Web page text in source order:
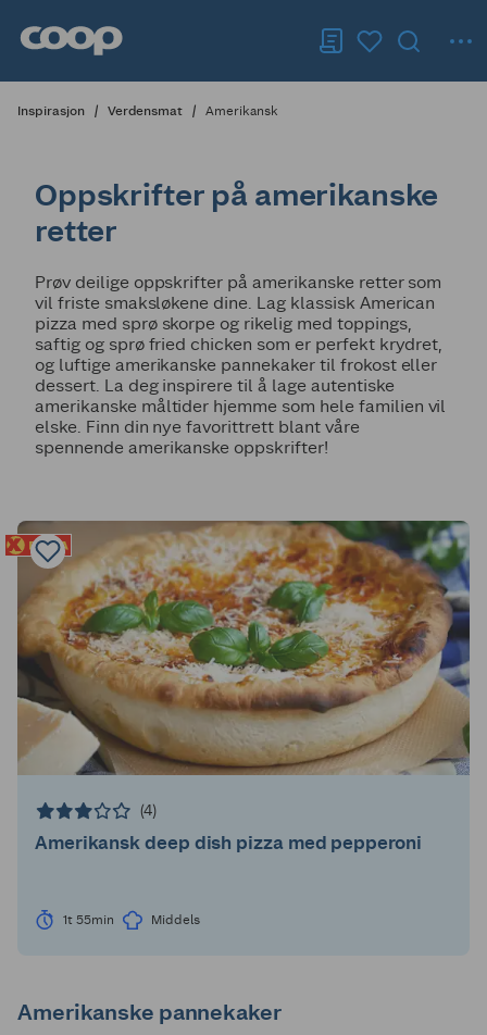
Inspirasjon Verdensmat Amerikansk
Oppskrifter på amerikanske
retter
Prøv deilige oppskrifter på amerikanske retter som
vil friste smaksløkene dine. Lag klassisk American
pizza med sprø skorpe og rikelig med toppings,
saftig og sprø fried chicken som er perfekt krydret,
og luftige amerikanske pannekaker til frokost eller
dessert. La deg inspirere til å lage autentiske
amerikanske måltider hjemme som hele familien vil
elske. Finn din nye favorittrett blant våre
spennende amerikanske oppskrifter!
(4)
Amerikansk deep dish pizza med pepperoni
1t 55min Middels
Amerikanske pannekaker